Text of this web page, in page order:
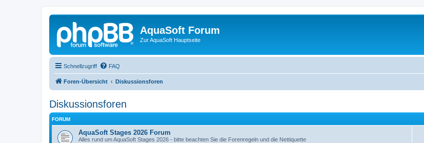
AquaSoft Forum
Zur AquaSoft Hauptseite
Schnellzugriff FAQ
Foren-Übersicht Diskussionsforen
Diskussionsforen
FORUM
AquaSoft Stages 2026 Forum
Alles rund um AquaSoft Stages 2026 - bitte beachten Sie die Forenregeln und die Nettiquette